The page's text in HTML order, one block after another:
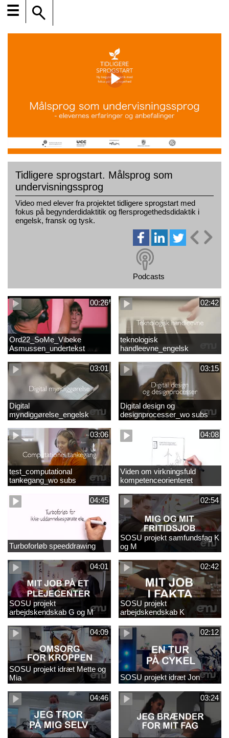
☰
Tidligere sprogstart. Målsprog som
undervisningssprog
Video med elever fra projektet tidligere sprogstart med
fokus på begynderdidaktitik og flersprogethedsdidaktik i
engelsk, fransk og tysk.
Podcasts
00:26
Ord22_SoMe_Vibeke
Asmussen_undertekst
02:42
teknologisk
handleevne_engelsk
03:01
Digital
myndiggørelse_engelsk
03:15
Digital design og
designprocesser_wo subs
03:06
test_computational
tankegang_wo subs
04:08
Viden om virkningsfuld
kompetenceorienteret
naturfagsundervisning
04:45
Turboforløb speeddrawing
02:54
SOSU projekt samfundsfag K
og M
04:01
SOSU projekt
arbejdskendskab G og M
02:42
SOSU projekt
arbejdskendskab K
04:09
SOSU projekt idræt Mette og
Mia
02:12
SOSU projekt idræt Jon
04:46 03:24